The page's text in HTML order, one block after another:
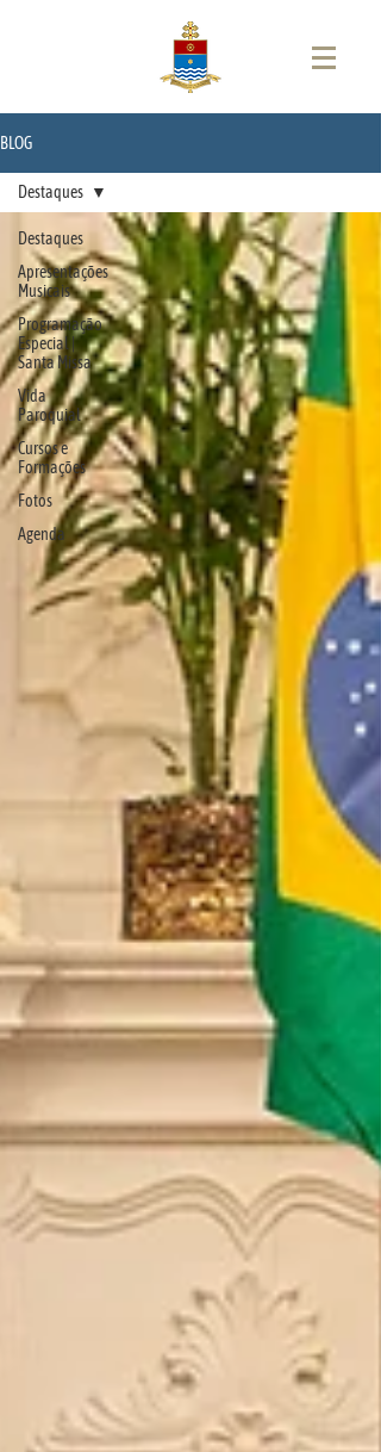
BLOG
Destaques
Apresentações
Musicais
Programação
Especial |
Santa Missa
Vida
Paroquial
Cursos e
Formações
Fotos
Agenda
Destaques